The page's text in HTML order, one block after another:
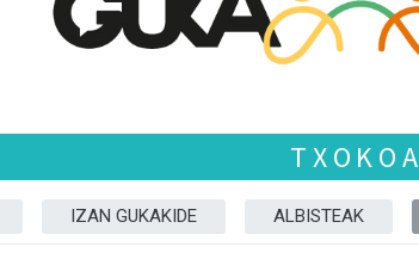
TXOKOA
IZAN GUKAKIDE ALBISTEAK